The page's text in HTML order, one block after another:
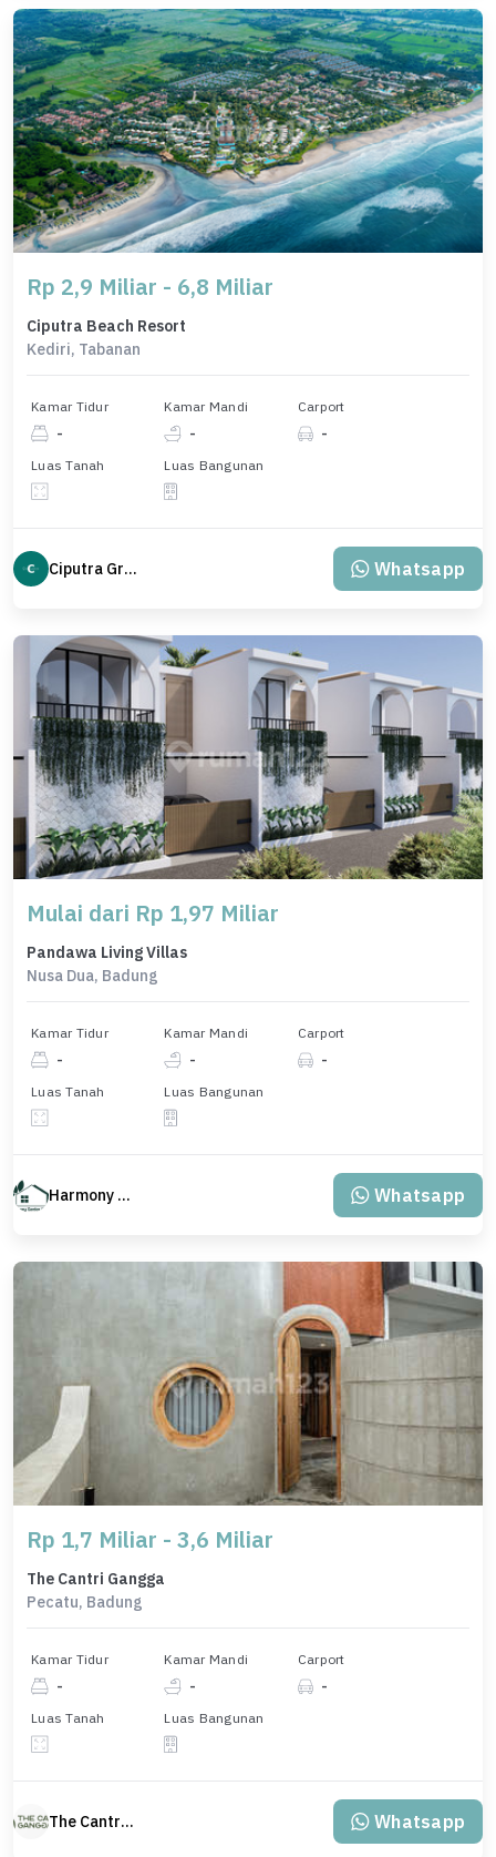
Rp 2,9 Miliar - 6,8 Miliar
Ciputra Beach Resort
Kediri, Tabanan
Kamar Tidur
-
Kamar Mandi
-
Carport
-
Luas Tanah Luas Bangunan
Ciputra Group Whatsapp
Mulai dari Rp 1,97 Miliar
Pandawa Living Villas
Nusa Dua, Badung
Kamar Tidur
-
Kamar Mandi
-
Carport
-
Luas Tanah Luas Bangunan
Harmony Property Whatsapp
Rp 1,7 Miliar - 3,6 Miliar
The Cantri Gangga
Pecatu, Badung
Kamar Tidur
-
Kamar Mandi
-
Carport
-
Luas Tanah Luas Bangunan
The Cantri Gangga Whatsapp